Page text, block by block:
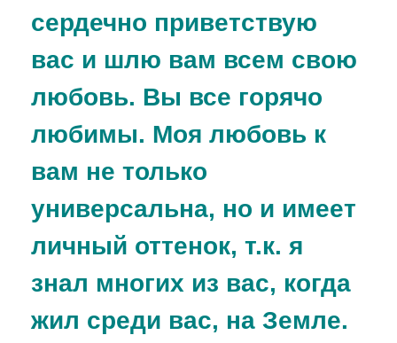
сердечно приветствую
вас и шлю вам всем свою
любовь. Вы все горячо
любимы. Моя любовь к
вам не только
универсальна, но и имеет
личный оттенок, т.к. я
знал многих из вас, когда
жил среди вас, на Земле.